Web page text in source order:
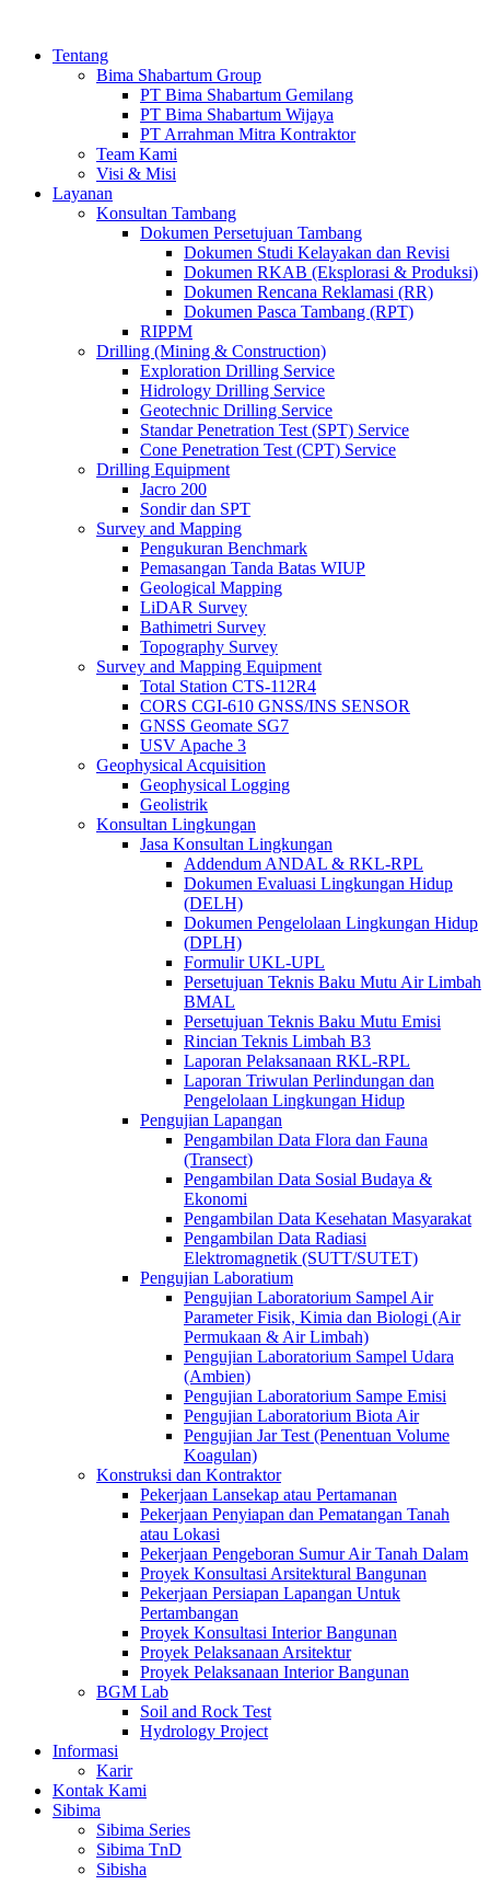
Tentang
Bima Shabartum Group
PT Bima Shabartum Gemilang
PT Bima Shabartum Wijaya
PT Arrahman Mitra Kontraktor
Team Kami
Visi & Misi
Layanan
Konsultan Tambang
Dokumen Persetujuan Tambang
Dokumen Studi Kelayakan dan Revisi
Dokumen RKAB (Eksplorasi & Produksi)
Dokumen Rencana Reklamasi (RR)
Dokumen Pasca Tambang (RPT)
RIPPM
Drilling (Mining & Construction)
Exploration Drilling Service
Hidrology Drilling Service
Geotechnic Drilling Service
Standar Penetration Test (SPT) Service
Cone Penetration Test (CPT) Service
Drilling Equipment
Jacro 200
Sondir dan SPT
Survey and Mapping
Pengukuran Benchmark
Pemasangan Tanda Batas WIUP
Geological Mapping
LiDAR Survey
Bathimetri Survey
Topography Survey
Survey and Mapping Equipment
Total Station CTS-112R4
CORS CGI-610 GNSS/INS SENSOR
GNSS Geomate SG7
USV Apache 3
Geophysical Acquisition
Geophysical Logging
Geolistrik
Konsultan Lingkungan
Jasa Konsultan Lingkungan
Addendum ANDAL & RKL-RPL
Dokumen Evaluasi Lingkungan Hidup
(DELH)
Dokumen Pengelolaan Lingkungan Hidup
(DPLH)
Formulir UKL-UPL
Persetujuan Teknis Baku Mutu Air Limbah
BMAL
Persetujuan Teknis Baku Mutu Emisi
Rincian Teknis Limbah B3
Laporan Pelaksanaan RKL-RPL
Laporan Triwulan Perlindungan dan
Pengelolaan Lingkungan Hidup
Pengujian Lapangan
Pengambilan Data Flora dan Fauna
(Transect)
Pengambilan Data Sosial Budaya &
Ekonomi
Pengambilan Data Kesehatan Masyarakat
Pengambilan Data Radiasi
Elektromagnetik (SUTT/SUTET)
Pengujian Laboratium
Pengujian Laboratorium Sampel Air
Parameter Fisik, Kimia dan Biologi (Air
Permukaan & Air Limbah)
Pengujian Laboratorium Sampel Udara
(Ambien)
Pengujian Laboratorium Sampe Emisi
Pengujian Laboratorium Biota Air
Pengujian Jar Test (Penentuan Volume
Koagulan)
Konstruksi dan Kontraktor
Pekerjaan Lansekap atau Pertamanan
Pekerjaan Penyiapan dan Pematangan Tanah
atau Lokasi
Pekerjaan Pengeboran Sumur Air Tanah Dalam
Proyek Konsultasi Arsitektural Bangunan
Pekerjaan Persiapan Lapangan Untuk
Pertambangan
Proyek Konsultasi Interior Bangunan
Proyek Pelaksanaan Arsitektur
Proyek Pelaksanaan Interior Bangunan
BGM Lab
Soil and Rock Test
Hydrology Project
Informasi
Karir
Kontak Kami
Sibima
Sibima Series
Sibima TnD
Sibisha